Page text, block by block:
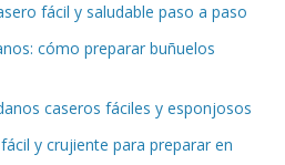
fácil y saludable paso a paso
cómo preparar buñuelos
caseros fáciles y esponjosos
y crujiente para preparar en